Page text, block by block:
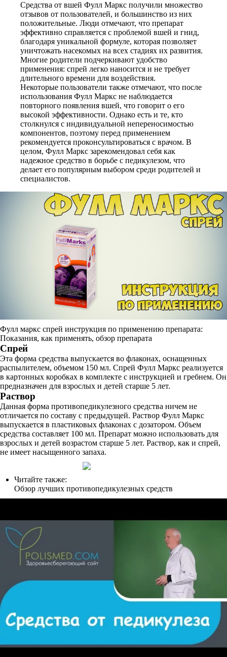
Средства от вшей Фулл Маркс получили множество
отзывов от пользователей, и большинство из них
положительные. Люди отмечают, что препарат
эффективно справляется с проблемой вшей и гнид,
благодаря уникальной формуле, которая позволяет
уничтожать насекомых на всех стадиях их развития.
Многие родители подчеркивают удобство
применения: спрей легко наносится и не требует
длительного времени для воздействия.
Некоторые пользователи также отмечают, что после
использования Фулл Маркс не наблюдается
повторного появления вшей, что говорит о его
высокой эффективности. Однако есть и те, кто
столкнулся с индивидуальной непереносимостью
компонентов, поэтому перед применением
рекомендуется проконсультироваться с врачом. В
целом, Фулл Маркс зарекомендовал себя как
надежное средство в борьбе с педикулезом, что
делает его популярным выбором среди родителей и
специалистов.
Фулл маркс спрей инструкция по применению препарата:
Показания, как применять, обзор препарата
Спрей
Эта форма средства выпускается во флаконах, оснащенных
распылителем, объемом 150 мл. Спрей Фулл Маркс реализуется
в картонных коробках в комплекте с инструкцией и гребнем. Он
предназначен для взрослых и детей старше 5 лет.
Раствор
Данная форма противопедикулезного средства ничем не
отличается по составу с предыдущей. Раствор Фулл Маркс
выпускается в пластиковых флаконах с дозатором. Объем
средства составляет 100 мл. Препарат можно использовать для
взрослых и детей возрастом старше 5 лет. Раствор, как и спрей,
не имеет насыщенного запаха.
Читайте также:
Обзор лучших противопедикулезных средств